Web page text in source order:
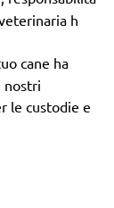
h
cane ha
nostri
le custodie e